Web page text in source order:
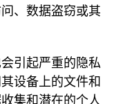
、数据盗窃或其
引起严重的隐私
设备上的文件和
集和潜在的个人